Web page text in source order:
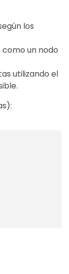
los
un nodo
utilizando el